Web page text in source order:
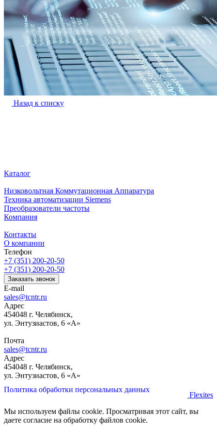
Назад к списку
Каталог
Низковольтная Коммутационная Аппаратура
Техника автоматизации Siemens
Преобразователи частоты
Компания
Контакты
О компании
Телефон
+7 (351) 200-20-50
+7 (351) 200-20-50
Заказать звонок
E-mail
sales@tcntr.ru
Адрес
454048 г. Челябинск,
ул. Энтузиастов, 6 «А»
Почта
sales@tcntr.ru
Адрес
454048 г. Челябинск,
ул. Энтузиастов, 6 «А»
Политика обработки персональных данных
Flexites
Мы используем файлы cookie. Просматривая этот сайт, вы
даете согласие на обработку файлов cookie.